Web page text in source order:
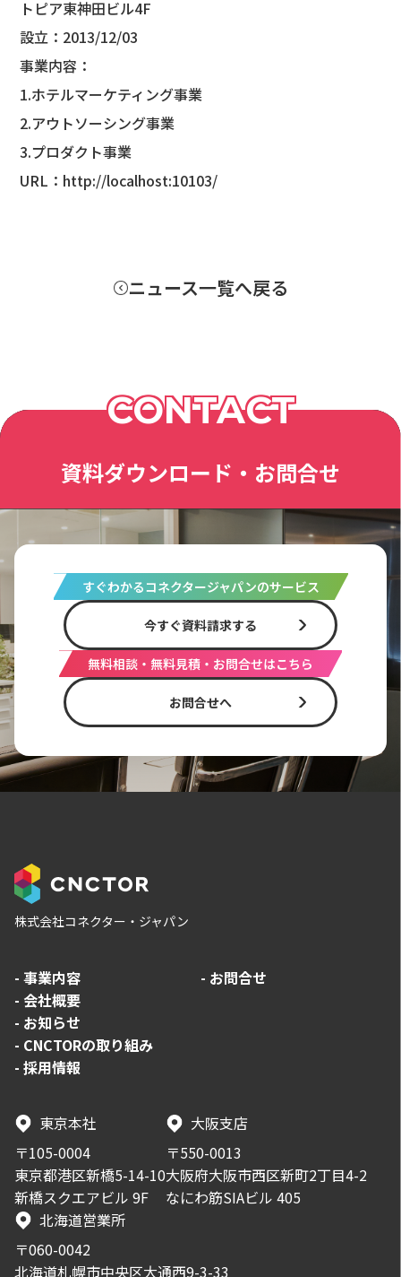
トピア東神田ビル4F
設立：2013/12/03
事業内容：
1.ホテルマーケティング事業
2.アウトソーシング事業
3.プロダクト事業
URL： http://localhost:10103/
ニュース一覧へ戻る
CONTACT
資料ダウンロード・お問合せ
すぐわかるコネクタージャパンのサービス
今すぐ資料請求する
無料相談・無料見積・お問合せはこちら
お問合せへ
株式会社コネクター・ジャパン
東京本社
〒105-0004
東京都港区新橋5-14-10
新橋スクエアビル 9F
大阪支店
〒550-0013
大阪府大阪市西区新町2丁目4-2
なにわ筋SIAビル 405
北海道営業所
〒060-0042
北海道札幌市中央区大通西9-3-33
- 事業内容
- 会社概要
- お知らせ
- CNCTORの取り組み
- 採用情報
- お問合せ